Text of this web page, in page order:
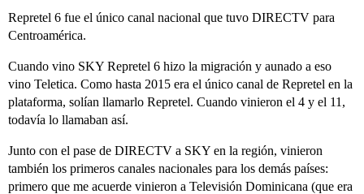
Repretel 6 fue el único canal nacional que tuvo DIRECTV para
Centroamérica.
Cuando vino SKY Repretel 6 hizo la migración y aunado a eso
vino Teletica. Como hasta 2015 era el único canal de Repretel en la
plataforma, solían llamarlo Repretel. Cuando vinieron el 4 y el 11,
todavía lo llamaban así.
Junto con el pase de DIRECTV a SKY en la región, vinieron
también los primeros canales nacionales para los demás países:
primero que me acuerde vinieron a Televisión Dominicana (que era